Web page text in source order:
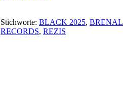
Stichworte: BLACK 2025, BRENAL
RECORDS, REZIS